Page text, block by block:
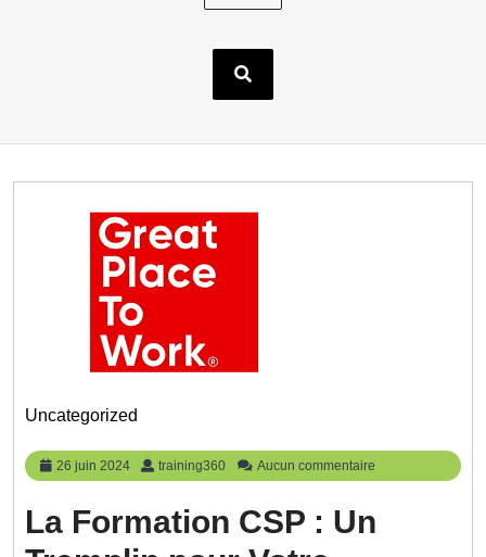
Uncategorized
26 juin 2024
26
juin
training360 training360
Aucun commentaire
La Formation CSP : Un